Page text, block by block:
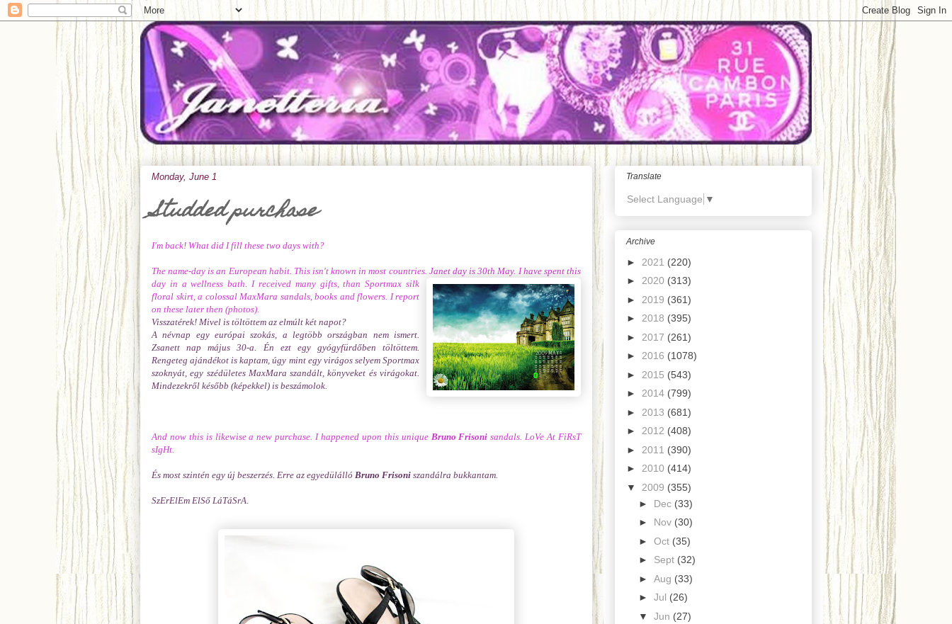
Monday, June 1
Studded purchase
I'm back! What did I fill these two days with?
The name-day is an European habit. This isn't known in most countries. Janet day is 30th May. I have spent this
day in a wellness bath. I received many gifts, than Sportmax silk
floral skirt, a colossal MaxMara sandals, books and flowers. I report
on these later then (photos).
Visszatérek! Mivel is töltöttem az elmúlt két napot?
A névnap egy európai szokás, a legtöbb országban nem ismert.
Zsanett nap május 30-a. Én ezt egy gyógyfürdőben töltöttem.
Rengeteg ajándékot is kaptam, úgy mint egy virágos selyem Sportmax
szoknyát, egy szédületes MaxMara szandált, könyveket és virágokat.
Mindezekről később (képekkel) is beszámolok.
And now this is likewise a new purchase. I happened upon this unique Bruno Frisoni sandals. LoVe At FiRsT
sIgHt.
És most szintén egy új beszerzés. Erre az egyedülálló Bruno Frisoni szandálra bukkantam.
SzErElEm ElSő LáTáSrA.
Translate
Select Language ▼
Archive
► 2021 (220)
► 2020 (313)
► 2019 (361)
► 2018 (395)
► 2017 (261)
► 2016 (1078)
► 2015 (543)
► 2014 (799)
► 2013 (681)
► 2012 (408)
► 2011 (390)
► 2010 (414)
▼ 2009 (355)
► Dec (33)
► Nov (30)
► Oct (35)
► Sept (32)
► Aug (33)
► Jul (26)
▼ Jun (27)